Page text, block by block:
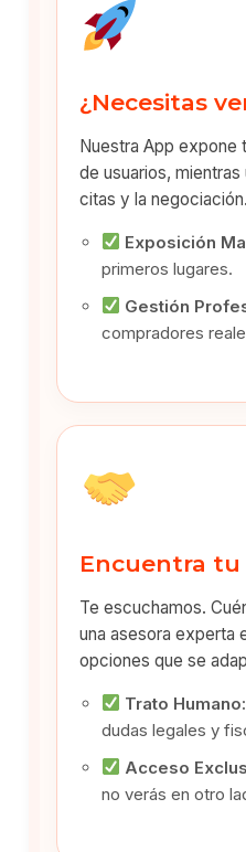
¿Necesitas
Nuestra App expone
de usuarios,
citas y la negociación.
Exposición
primeros lugares.
Gestión
compradores
Encuentra
Te escuchamos.
una asesora experta
opciones que se
Trato Humano:
dudas legales y
Acceso
no verás en otro